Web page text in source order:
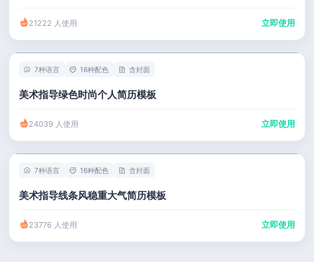
21222 人使用 立即使用
7种语言 16种配色 含封面
美术指导绿色时尚个人简历模板
24039 人使用 立即使用
7种语言 16种配色 含封面
美术指导线条风稳重大气简历模板
23776 人使用 立即使用